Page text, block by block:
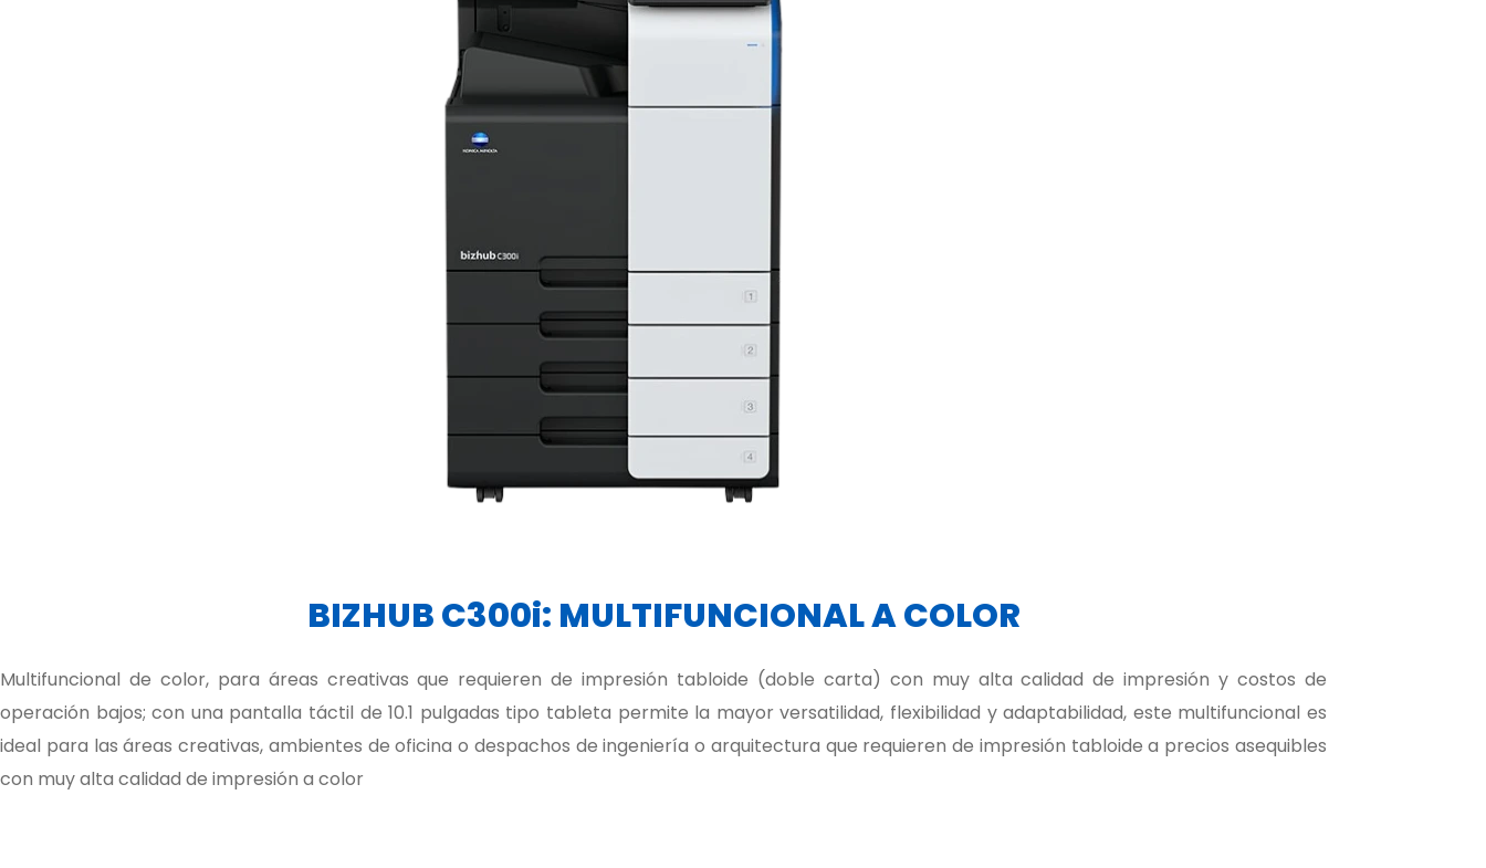
BIZHUB C300i: MULTIFUNCIONAL A COLOR
Multifuncional de color, para áreas creativas que requieren de impresión tabloide (doble carta) con muy alta calidad de impresión y costos de
operación bajos; con una pantalla táctil de 10.1 pulgadas tipo tableta permite la mayor versatilidad, flexibilidad y adaptabilidad, este multifuncional es
ideal para las áreas creativas, ambientes de oficina o despachos de ingeniería o arquitectura que requieren de impresión tabloide a precios asequibles
con muy alta calidad de impresión a color